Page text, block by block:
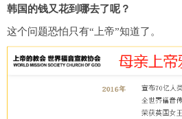
韩国的钱又花到哪去了呢？
这个问题恐怕只有“上帝”知道了。